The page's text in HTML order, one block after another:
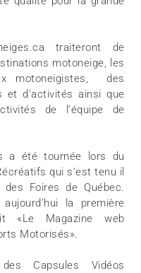
traiteront de
motoneige, les
motoneigistes, des
et d’activités ainsi que
de l’équipe de
a été tournée lors du
qui s’est tenu il
Foires de Québec.
la première
«Le Magazine web
Motorisés».
Capsules Vidéos